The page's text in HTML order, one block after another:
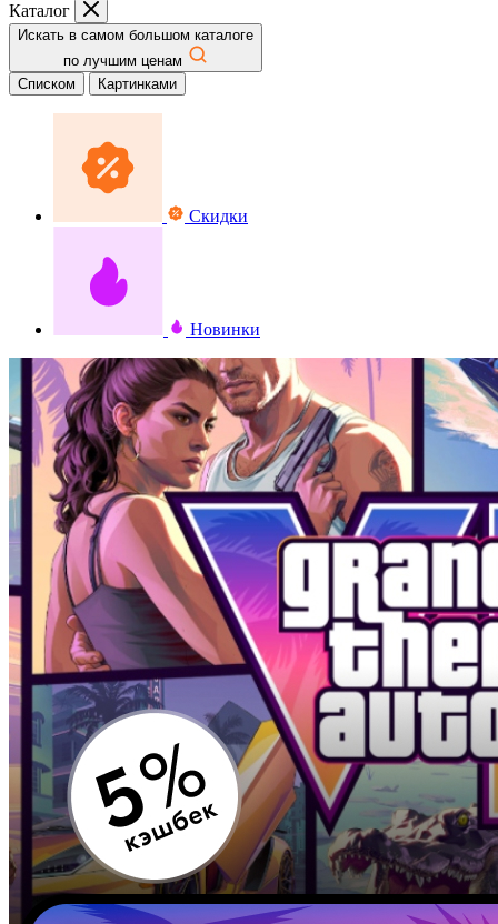
Каталог
Искать в самом большом каталоге
по лучшим ценам
Списком
Картинками
Скидки
Новинки